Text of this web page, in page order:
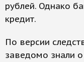
рублей. Однако
кредит.
По версии
заведомо знали